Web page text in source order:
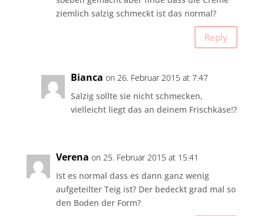
ziemlich salzig schmeckt ist das normal?
Reply
Bianca on 26. Februar 2015 at 7:47
Salzig sollte sie nicht schmecken,
vielleicht liegt das an deinem Frischkäse!?
Verena on 25. Februar 2015 at 15:41
Ist es normal dass es dann ganz wenig
aufgeteilter Teig ist? Der bedeckt grad mal so
den Boden der Form?